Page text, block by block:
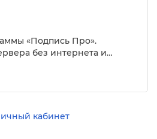
«Подпись Про».
без интернета и
кабинет